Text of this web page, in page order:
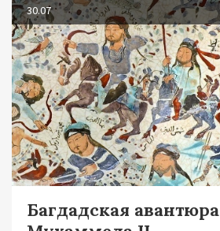
30.07
Багдадская авантюра